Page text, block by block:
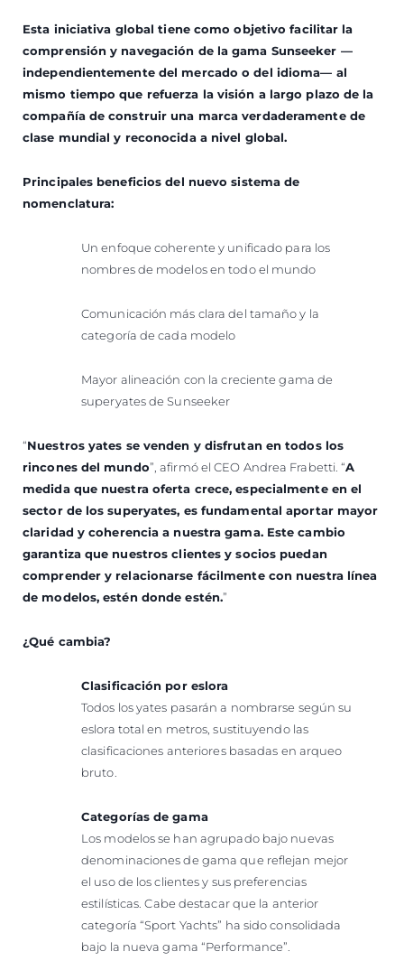
Esta iniciativa global tiene como objetivo facilitar la
comprensión y navegación de la gama Sunseeker —
independientemente del mercado o del idioma— al
mismo tiempo que refuerza la visión a largo plazo de la
compañía de construir una marca verdaderamente de
clase mundial y reconocida a nivel global.
Principales beneficios del nuevo sistema de
nomenclatura:
Un enfoque coherente y unificado para los
nombres de modelos en todo el mundo
Comunicación más clara del tamaño y la
categoría de cada modelo
Mayor alineación con la creciente gama de
superyates de Sunseeker
“Nuestros yates se venden y disfrutan en todos los
rincones del mundo”, afirmó el CEO Andrea Frabetti. “A
medida que nuestra oferta crece, especialmente en el
sector de los superyates, es fundamental aportar mayor
claridad y coherencia a nuestra gama. Este cambio
garantiza que nuestros clientes y socios puedan
comprender y relacionarse fácilmente con nuestra línea
de modelos, estén donde estén.”
¿Qué cambia?
Clasificación por eslora
Todos los yates pasarán a nombrarse según su
eslora total en metros, sustituyendo las
clasificaciones anteriores basadas en arqueo
bruto.
Categorías de gama
Los modelos se han agrupado bajo nuevas
denominaciones de gama que reflejan mejor
el uso de los clientes y sus preferencias
estilísticas. Cabe destacar que la anterior
categoría “Sport Yachts” ha sido consolidada
bajo la nueva gama “Performance”.